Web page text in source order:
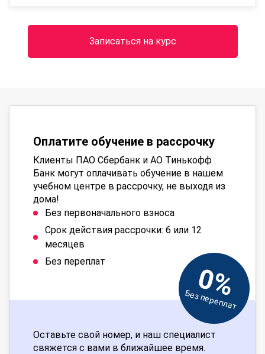
Записаться на курс
Оплатите обучение в рассрочку
Клиенты ПАО Сбербанк и АО Тинькофф
Банк могут оплачивать обучение в нашем
учебном центре в рассрочку, не выходя из
дома!
Без первоначального взноса
Срок действия рассрочки: 6 или 12
месяцев
Без переплат
0%
Без переплат
Оставьте свой номер, и наш специалист
свяжется с вами в ближайшее время.